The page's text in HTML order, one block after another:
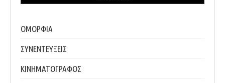
ΟΜΟΡΦΙΑ
ΣΥΝΕΝΤΕΥΞΕΙΣ
ΚΙΝΗΜΑΤΟΓΡΑΦΟΣ